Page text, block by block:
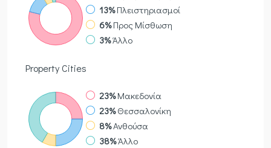
13% Πλειστηριασμοί
6% Προς Μίσθωση
3%Άλλο
PropertyCities
23% Μακεδονία
23% Θεσσαλονίκη
8%Ανθούσα
38%Άλλο